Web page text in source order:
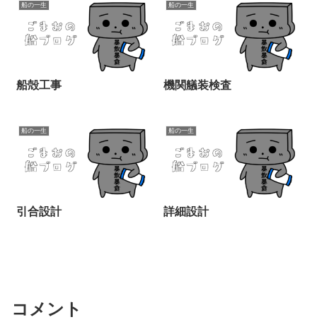
船の一生
船殻工事
船の一生
機関艤装検査
船の一生
引合設計
船の一生
詳細設計
コメント